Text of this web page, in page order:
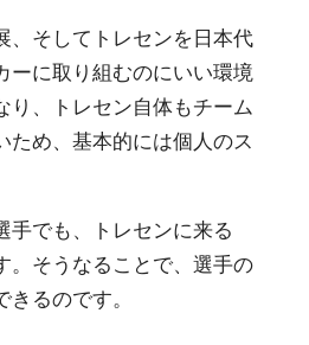
、そしてトレセンを日本代
ーに取り組むのにいい環境
り、トレセン自体もチーム
ため、基本的には個人のス
手でも、トレセンに来る
。そうなることで、選手の
るのです。